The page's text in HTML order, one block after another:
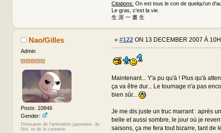
Citations: On est tous le con de quelqu'un
Le gras, c'est la vie.
生 涯 一 書 生
Nao/Gilles
Admin
Posts: 10846
Gender:
Dinosaure de l'animation japonaise, du
Net, et de la connerie.
« #122ON 13 DECEMBER 2007 À
Maintenant... Y'a pu qu'à ! Plus qu'à
ça va être dur... Le tournage n'a pas
bien sûr...
Je me dis juste un truc marrant : après
belle et aussi sombre, le jour où je
saisons, ça me fera tout bizarre, tant de